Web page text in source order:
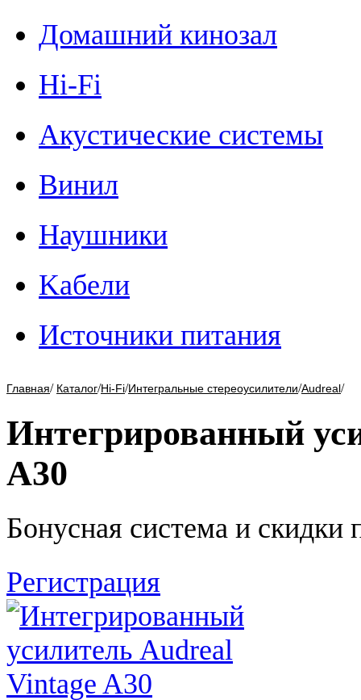
Домашний кинозал
Hi-Fi
Акустические системы
Винил
Наушники
Kабели
Источники питания
Главная/ Каталог/Hi-Fi/Интегральные стереоусилители/Audreal/
Интегрированный
A30
Бонусная система и скидки
Регистрация